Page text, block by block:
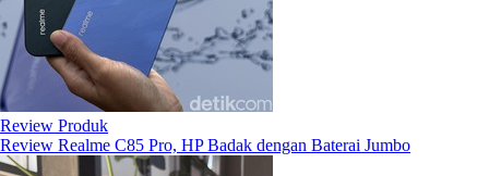
Review Produk
Review Realme C85 Pro, HP Badak dengan Baterai Jumbo